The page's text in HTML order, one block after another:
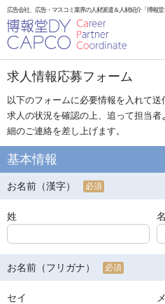
広告会社、広告・マスコミ業界の人材派遣＆人材紹介「博報堂
求人情報応募フォーム
以下のフォームに必要情報を入れて送
求人の状況を確認の上、追って担当
細のご連絡を差し上げます。
基本情報
お名前（漢字） 必須
姓 名
お名前（フリガナ） 必須
セイ